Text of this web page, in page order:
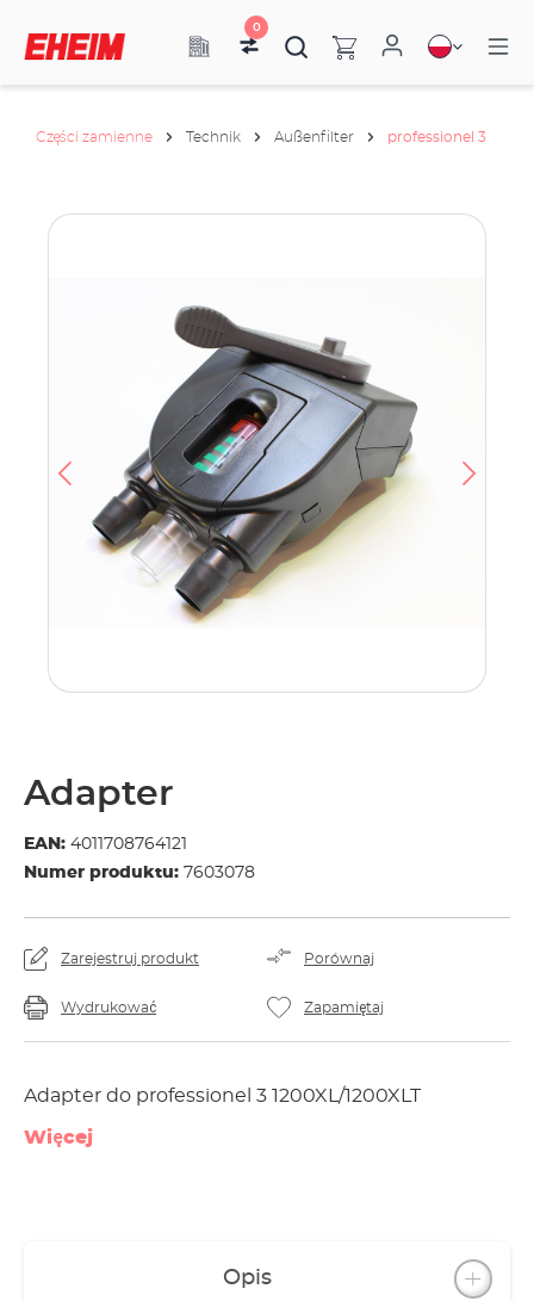
0
Części zamienne Technik Außenfilter professionel 3
Adapter
EAN: 4011708764121
Numer produktu: 7603078
Zarejestruj produkt Porównaj
Wydrukować Zapamiętaj
Adapter do professionel 3 1200XL/1200XLT
Więcej
Opis